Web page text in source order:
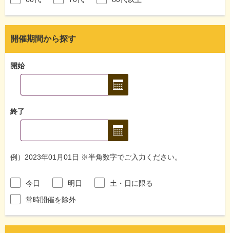
開催期間から探す
開始
終了
例）2023年01月01日 ※半角数字でご入力ください。
今日 明日
土・日に限る
常時開催を除外